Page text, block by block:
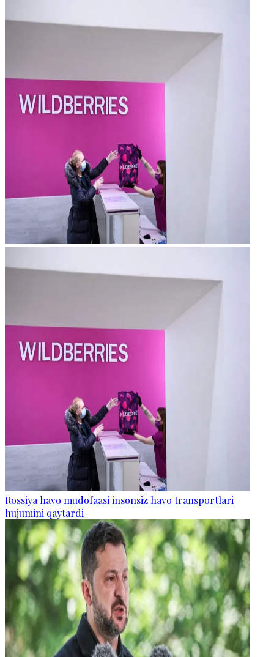
Rossiya havo mudofaasi insonsiz havo transportlari
hujumini qaytardi